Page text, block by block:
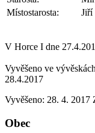
Místostarosta:
Jiří
V Horce I dne
Vyvěšeno ve
28.4.2017
Vyvěšeno: 28. 4. 2017
Obec